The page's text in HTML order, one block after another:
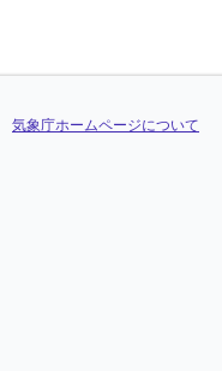
気象庁ホームページについて